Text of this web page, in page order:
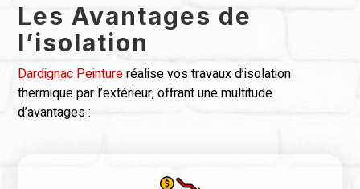
Les Avantages de
l’isolation
Dardignac Peintureréalise vos travaux d’isolation
thermique par l’extérieur, offrant une multitude
d’avantages :